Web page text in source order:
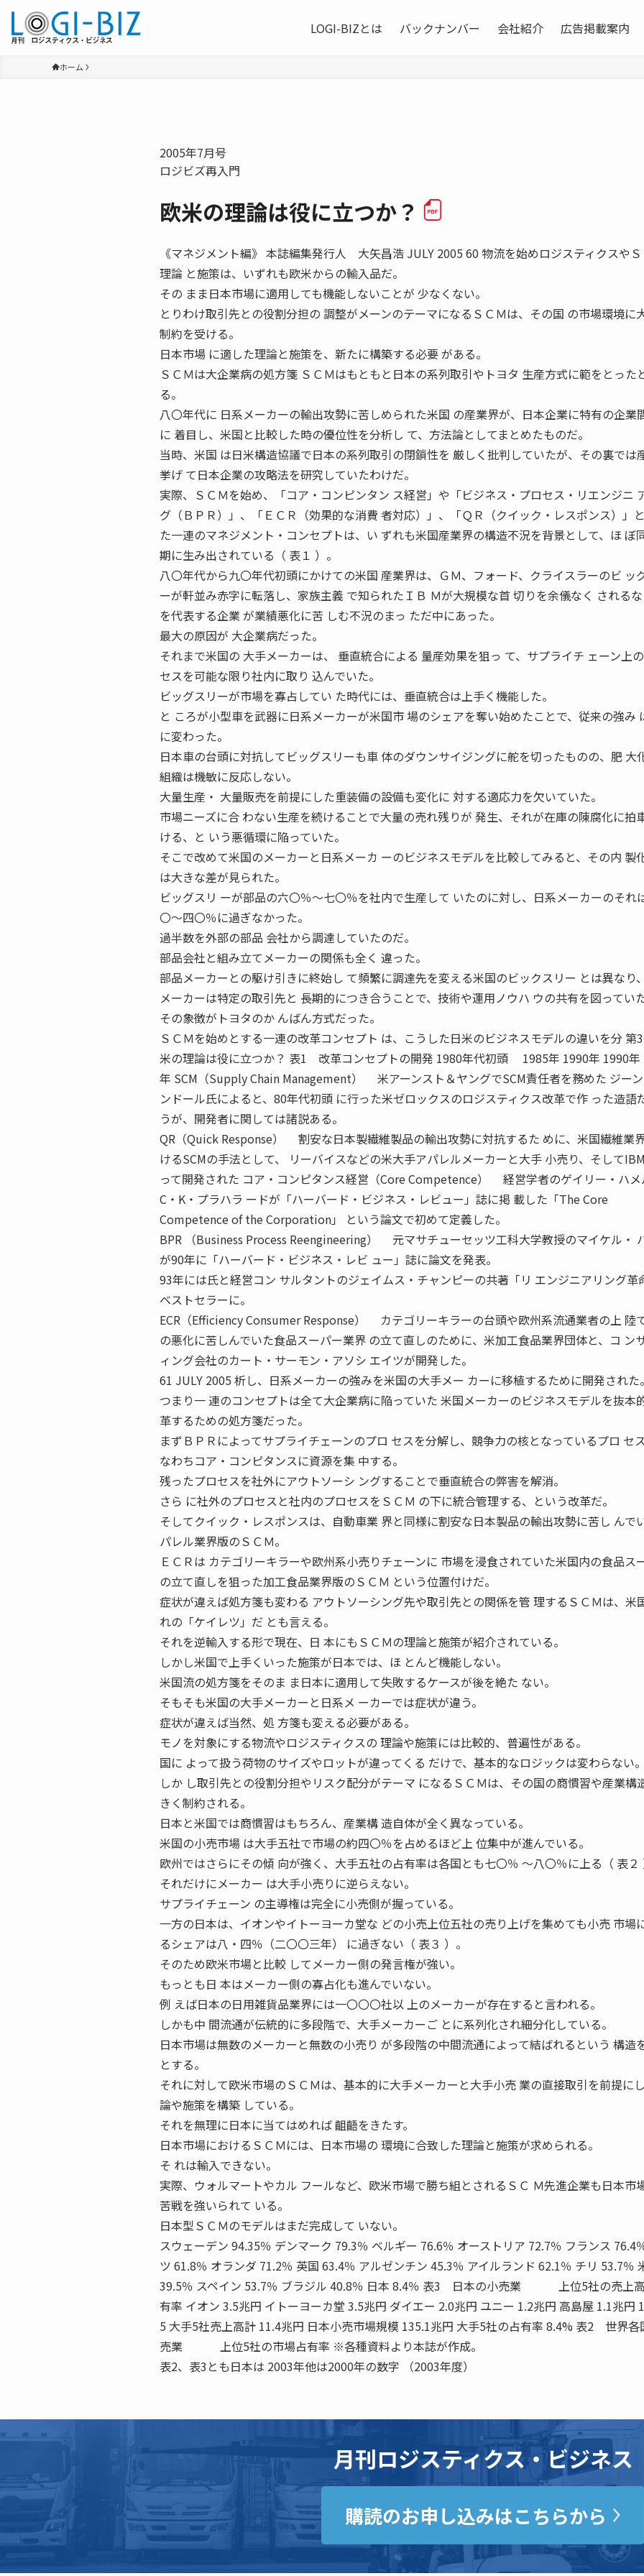
LOGI-BIZとは バックナンバー 会社紹介 広告掲載案内
ホーム
2005年7月号
ロジビズ再入門
欧米の理論は役に立つか？
《マネジメント編》 本誌編集発行人 大矢昌浩 JULY 2005 60 物流を始めロジスティクスや
理論 と施策は、いずれも欧米からの輸入品だ。
その まま日本市場に適用しても機能しないことが 少なくない。
とりわけ取引先との役割分担の 調整がメーンのテーマになるＳＣＭは、その国 の市場環境に
制約を受ける。
日本市場 に適した理論と施策を、新たに構築する必要 がある。
ＳＣＭは大企業病の処方箋 ＳＣＭはもともと日本の系列取引やトヨタ 生産方式に範をとった
る。
八〇年代に 日系メーカーの輸出攻勢に苦しめられた米国 の産業界が、日本企業に特有の企業
に 着目し、米国と比較した時の優位性を分析し て、方法論としてまとめたものだ。
当時、米国 は日米構造協議で日本の系列取引の閉鎖性を 厳しく批判していたが、その裏では
挙げ て日本企業の攻略法を研究していたわけだ。
実際、ＳＣＭを始め、「コア・コンピンタン ス経営」や「ビジネス・プロセス・リエンジニ
グ（ＢＰＲ）」、「ＥＣＲ（効果的な消費 者対応）」、「ＱＲ（クイック・レスポンス）」
た一連のマネジメント・コンセプトは、い ずれも米国産業界の構造不況を背景として、ほ ぼ
期に生み出されている（ 表１ ）。
八〇年代から九〇年代初頭にかけての米国 産業界は、ＧＭ、フォード、クライスラーのビ ッ
ーが軒並み赤字に転落し、家族主義 で知られたＩＢ Ｍが大規模な首 切りを余儀なく される
を代表する企業 が業績悪化に苦 しむ不況のまっ ただ中にあった。
最大の原因が 大企業病だった。
それまで米国の 大手メーカーは、 垂直統合による 量産効果を狙っ て、サプライチ ェーン上
セスを可能な限り社内に取り 込んでいた。
ビッグスリーが市場を寡占してい た時代には、垂直統合は上手く機能した。
と ころが小型車を武器に日系メーカーが米国市 場のシェアを奪い始めたことで、従来の強み
に変わった。
日本車の台頭に対抗してビッグスリーも車 体のダウンサイジングに舵を切ったものの、肥 大
組織は機敏に反応しない。
大量生産・ 大量販売を前提にした重装備の設備も変化に 対する適応力を欠いていた。
市場ニーズに合 わない生産を続けることで大量の売れ残りが 発生、それが在庫の陳腐化に拍
ける、と いう悪循環に陥っていた。
そこで改めて米国のメーカーと日系メーカ ーのビジネスモデルを比較してみると、その内 製
は大きな差が見られた。
ビッグスリ ーが部品の六〇％〜七〇％を社内で生産して いたのに対し、日系メーカーのそれ
〇〜四〇％に過ぎなかった。
過半数を外部の部品 会社から調達していたのだ。
部品会社と組み立てメーカーの関係も全く 違った。
部品メーカーとの駆け引きに終始し て頻繁に調達先を変える米国のビックスリー とは異なり
メーカーは特定の取引先と 長期的につき合うことで、技術や運用ノウハ ウの共有を図っていた
その象徴がトヨタのか んばん方式だった。
ＳＣＭを始めとする一連の改革コンセプト は、こうした日米のビジネスモデルの違いを分 第
米の理論は役に立つか？ 表1 改革コンセプトの開発 1980年代初頭 1985年 1990年 1990年
年 SCM（Supply Chain Management） 米アーンスト＆ヤングでSCM責任者を務めた ジーン
ンドール氏によると、80年代初頭 に行った米ゼロックスのロジスティクス改革で作 った造語
うが、開発者に関しては諸説ある。
QR（Quick Response） 割安な日本製繊維製品の輸出攻勢に対抗するた めに、米国繊維業
けるSCMの手法として、 リーバイスなどの米大手アパレルメーカーと大手 小売り、そして
って開発された コア・コンピタンス経営（Core Competence） 経営学者のゲイリー・ハメ
C・K・プラハラ ードが「ハーバード・ビジネス・レビュー」誌に掲 載した「The Core
Competence of the Corporation」 という論文で初めて定義した。
BPR （Business Process Reengineering） 元マサチューセッツ工科大学教授のマイケル・
が90年に「ハーバード・ビジネス・レビ ュー」誌に論文を発表。
93年には氏と経営コン サルタントのジェイムス・チャンピーの共著「リ エンジニアリング革
ベストセラーに。
ECR（Efficiency Consumer Response） カテゴリーキラーの台頭や欧州系流通業者の上 陸
の悪化に苦しんでいた食品スーパー業界 の立て直しのために、米加工食品業界団体と、コ ン
ィング会社のカート・サーモン・アソシ エイツが開発した。
61 JULY 2005 析し、日系メーカーの強みを米国の大手メー カーに移植するために開発された。
つまり一 連のコンセプトは全て大企業病に陥っていた 米国メーカーのビジネスモデルを抜本
革するための処方箋だった。
まずＢＰＲによってサプライチェーンのプロ セスを分解し、競争力の核となっているプロ セ
なわちコア・コンピタンスに資源を集 中する。
残ったプロセスを社外にアウトソーシ ングすることで垂直統合の弊害を解消。
さら に社外のプロセスと社内のプロセスをＳＣＭ の下に統合管理する、という改革だ。
そしてクイック・レスポンスは、自動車業 界と同様に割安な日本製品の輸出攻勢に苦し んで
パレル業界版のＳＣＭ。
ＥＣＲは カテゴリーキラーや欧州系小売りチェーンに 市場を浸食されていた米国内の食品ス
の立て直しを狙った加工食品業界版のＳＣＭ という位置付けだ。
症状が違えば処方箋も変わる アウトソーシング先や取引先との関係を管 理するＳＣＭは、米
れの「ケイレツ」だ とも言える。
それを逆輸入する形で現在、日 本にもＳＣＭの理論と施策が紹介されている。
しかし米国で上手くいった施策が日本では、ほ とんど機能しない。
米国流の処方箋をそのま ま日本に適用して失敗するケースが後を絶た ない。
そもそも米国の大手メーカーと日系メ ーカーでは症状が違う。
症状が違えば当然、処 方箋も変える必要がある。
モノを対象にする物流やロジスティクスの 理論や施策には比較的、普遍性がある。
国に よって扱う荷物のサイズやロットが違ってくる だけで、基本的なロジックは変わらない。
しか し取引先との役割分担やリスク配分がテーマ になるＳＣＭは、その国の商慣習や産業構
きく制約される。
日本と米国では商慣習はもちろん、産業構 造自体が全く異なっている。
米国の小売市場 は大手五社で市場の約四〇％を占めるほど上 位集中が進んでいる。
欧州ではさらにその傾 向が強く、大手五社の占有率は各国とも七〇％ 〜八〇％に上る（ 表２
それだけにメーカー は大手小売りに逆らえない。
サプライチェーン の主導権は完全に小売側が握っている。
一方の日本は、イオンやイトーヨーカ堂な どの小売上位五社の売り上げを集めても小売 市場
るシェアは八・四％（二〇〇三年） に過ぎない（ 表３ ）。
そのため欧米市場と比較 してメーカー側の発言権が強い。
もっとも日 本はメーカー側の寡占化も進んでいない。
例 えば日本の日用雑貨品業界には一〇〇〇社以 上のメーカーが存在すると言われる。
しかも中 間流通が伝統的に多段階で、大手メーカーご とに系列化され細分化している。
日本市場は無数のメーカーと無数の小売り が多段階の中間流通によって結ばれるという 構造
とする。
それに対して欧米市場のＳＣＭは、基本的に大手メーカーと大手小売 業の直接取引を前提に
論や施策を構築 している。
それを無理に日本に当てはめれば 齟齬をきたす。
日本市場におけるＳＣＭには、日本市場の 環境に合致した理論と施策が求められる。
そ れは輸入できない。
実際、ウォルマートやカル フールなど、欧米市場で勝ち組とされるＳＣ Ｍ先進企業も日本市
苦戦を強いられて いる。
日本型ＳＣＭのモデルはまだ完成して いない。
スウェーデン 94.35％ デンマーク 79.3％ ベルギー 76.6％ オーストリア 72.7％ フランス 76.4
ツ 61.8％ オランダ 71.2％ 英国 63.4％ アルゼンチン 45.3％ アイルランド 62.1％ チリ 53.7％
39.5％ スペイン 53.7％ ブラジル 40.8％ 日本 8.4％ 表3 日本の小売業 上位5社の売上
有率 イオン 3.5兆円 イトーヨーカ堂 3.5兆円 ダイエー 2.0兆円 ユニー 1.2兆円 高島屋 1.1兆円
5 大手5社売上高計 11.4兆円 日本小売市場規模 135.1兆円 大手5社の占有率 8.4% 表2 世界各
売業 上位5社の市場占有率 ※各種資料より本誌が作成。
表2、表3とも日本は 2003年他は2000年の数字 （2003年度）
月刊ロジスティクス・ビジネス
購読のお申し込みはこちらから